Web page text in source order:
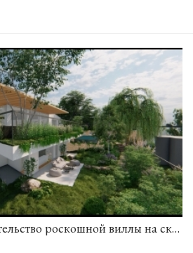
Участок под строительство роскошной виллы на склоне горы с открытым видом на зелень и море в Зихрон-Яакове